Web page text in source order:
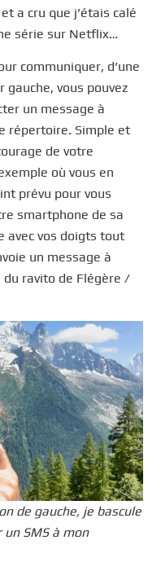
a cru que j’étais calé
série sur Netflix…
communiquer, d’une
vous pouvez
un message à
répertoire. Simple et
de votre
où vous en
prévu pour vous
smartphone de sa
avec vos doigts tout
un message à
du ravito de Flégère /
de gauche, je bascule
SMS à mon